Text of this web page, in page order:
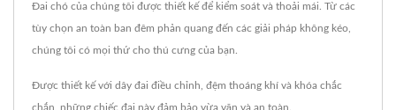
Đai chó của chúng tôi được thiết kế để kiểm soát và thoải mái. Từ các
tùy chọn an toàn ban đêm phản quang đến các giải pháp không kéo,
chúng tôi có mọi thứ cho thú cưng của bạn.
Được thiết kế với dây đai điều chỉnh, đệm thoáng khí và khóa chắc
chắn, những chiếc đai này đảm bảo vừa vặn và an toàn.